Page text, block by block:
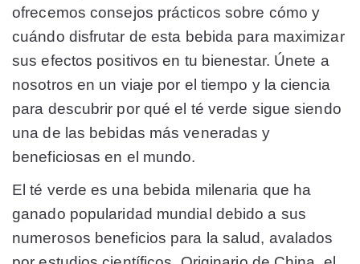
ofrecemos consejos prácticos sobre cómo y
cuándo disfrutar de esta bebida para maximizar
sus efectos positivos en tu bienestar. Únete a
nosotros en un viaje por el tiempo y la ciencia
para descubrir por qué el té verde sigue siendo
una de las bebidas más veneradas y
beneficiosas en el mundo.
El té verde es una bebida milenaria que ha
ganado popularidad mundial debido a sus
numerosos beneficios para la salud, avalados